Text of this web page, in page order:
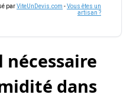
parViteUnDevis.com -Vous êtes un
artisan ?
dans